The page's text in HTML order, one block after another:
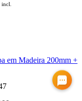
em Madeira 200mm +